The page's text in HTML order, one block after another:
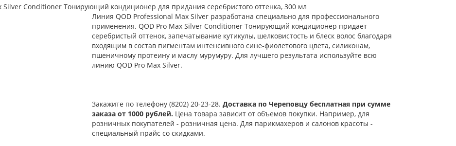
Silver Conditioner Тонирующий кондиционер для придания серебристого оттенка, 300 мл
Линия QOD Professional Max Silver разработана специально для профессионального
применения. QOD Pro Max Silver Conditioner Тонирующий кондиционер придает
серебристый оттенок, запечатывание кутикулы, шелковистость и блеск волос благодаря
входящим в состав пигментам интенсивного сине-фиолетового цвета, силиконам,
пшеничному протеину и маслу мурумуру. Для лучшего результата используйте всю
линию QOD Pro Max Silver.
Закажите по телефону (8202) 20-23-28. Доставка по Череповцу бесплатная при сумме
заказа от 1000 рублей. Цена товара зависит от объемов покупки. Например, для
розничных покупателей - розничная цена. Для парикмахеров и салонов красоты -
специальный прайс со скидками.